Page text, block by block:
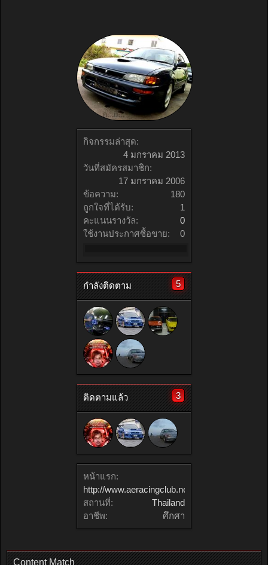
กิจกรรมล่าสุด:
4 มกราคม 2013
วันที่สมัครสมาชิก:
17 มกราคม 2006
ข้อความ:
180
ถูกใจที่ได้รับ:
1
คะแนนรางวัล:
0
ใช้งานประกาศซื้อขาย:
0
กำลังติดตาม 5
ติดตามแล้ว 3
หน้าแรก:
http://www.aeracingclub.net
สถานที่:
Thailand
อาชีพ:
ศึกศา
Content Match